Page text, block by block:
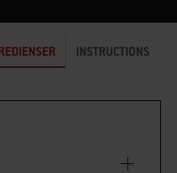
INSTRUCTIONS